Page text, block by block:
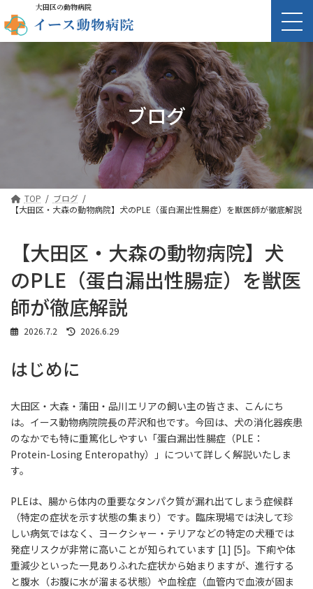
大田区の動物病院
ブログ
TOP
ブログ
【大田区・大森の動物病院】犬のPLE（蛋白漏出性腸症）を獣医師が徹底解説
【大田区・大森の動物病院】犬
のPLE（蛋白漏出性腸症）を獣医
師が徹底解説
2026.7.2
最
:
2026.6.29
はじめに
大田区・大森・蒲田・品川エリアの飼い主の皆さま、こんにち
は。イース動物病院院長の芹沢和也です。今回は、犬の消化器疾患
のなかでも特に重篤化しやすい「蛋白漏出性腸症（PLE：
Protein-Losing Enteropathy）」について詳しく解説いたしま
す。
PLEは、腸から体内の重要なタンパク質が漏れ出てしまう症候群
（特定の症状を示す状態の集まり）です。臨床現場では決して珍
しい病気ではなく、ヨークシャー・テリアなどの特定の犬種では
発症リスクが非常に高いことが知られています [1] [5]。下痢や体
重減少といった一見ありふれた症状から始まりますが、進行する
と腹水（お腹に水が溜まる状態）や血栓症（血管内で血液が固ま